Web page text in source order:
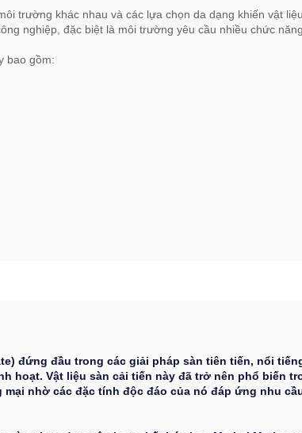
trường khác nhau và các lựa chọn da dạng khiến vật
nghiệp, đặc biệt là môi trường yêu cầu nhiều chức
bao gồm:
đứng đầu trong các giải pháp sàn tiên tiến, nổi
hoạt. Vật liệu sàn cải tiến này đã trở nên phổ biến
nhờ các đặc tính độc đáo của nó đáp ứng nhu